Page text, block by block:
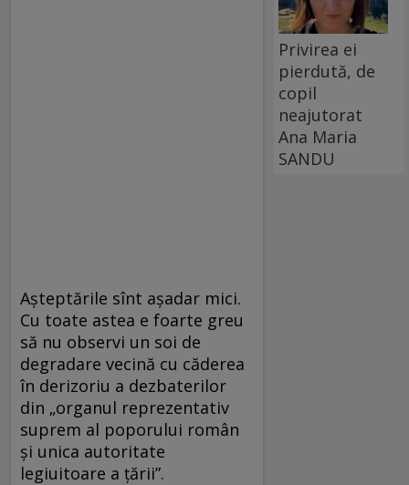
Așteptările sînt așadar mici.
Cu toate astea e foarte greu
să nu observi un soi de
degradare vecină cu căderea
în derizoriu a dezbaterilor
din „organul reprezentativ
suprem al poporului român
şi unica autoritate
legiuitoare a ţării”.
Privirea ei
pierdută, de
copil
neajutorat
Ana Maria
SANDU